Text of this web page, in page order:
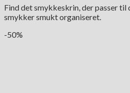
Find det smykkeskrin, der passer til
smykker smukt organiseret.
-50%